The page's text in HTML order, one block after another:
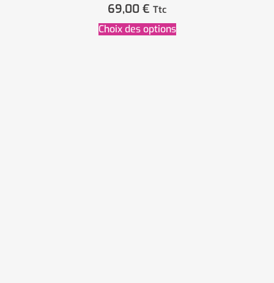
69,00 € Ttc
Choix des options